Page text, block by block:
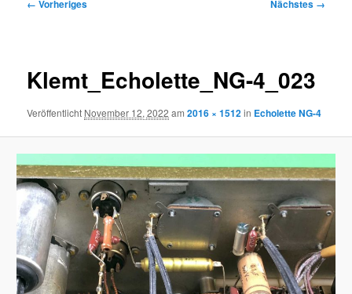
← Vorheriges Nächstes →
Klemt_Echolette_NG-4_023
Veröffentlicht November 12, 2022 am2016 × 1512in Echolette NG-4